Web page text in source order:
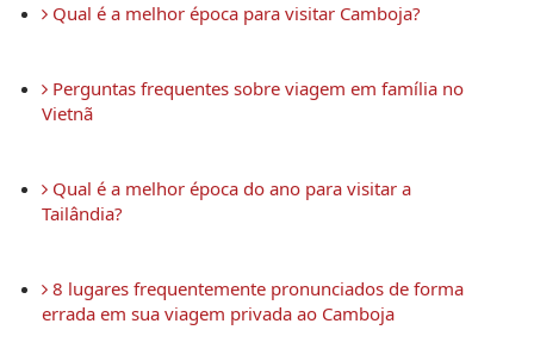
Qual é a melhor época para visitar Camboja?
Perguntas frequentes sobre viagem em família no
Vietnã
Qual é a melhor época do ano para visitar a
Tailândia?
8 lugares frequentemente pronunciados de forma
errada em sua viagem privada ao Camboja